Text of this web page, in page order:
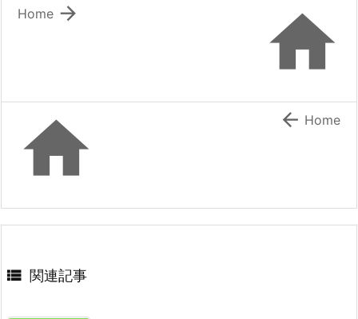


Home
  Home
 関連記事